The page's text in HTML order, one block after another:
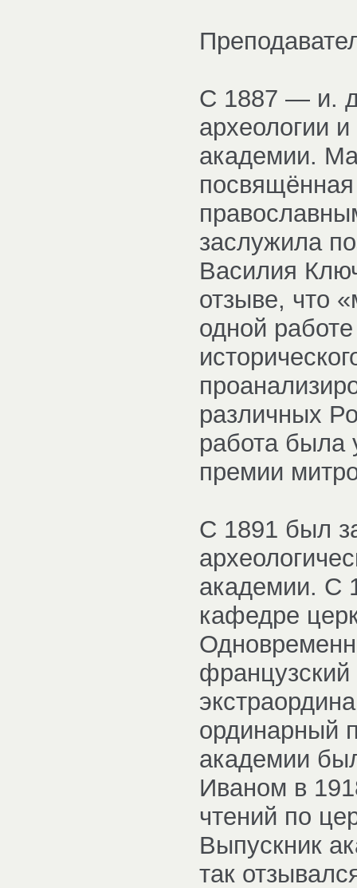
С 1887 — и.
археологии
академии.
заслужила
Василия
отзыве, что
одной
различных
работа была
премии
С 1891 был
академии. С
кафедре
ординарный
академии
Иваном в
чтений по
Выпускник
так